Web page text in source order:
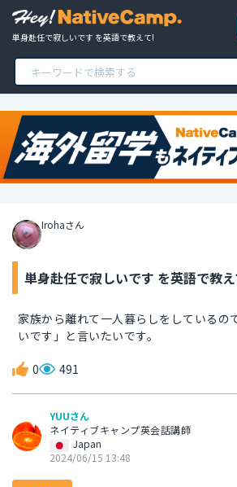
単身赴任で寂しいです を英語で教えて!
Irohaさん
単身赴任で寂しいです を英語で教
家族から離れて一人暮らしをしているの
いです」と言いたいです。
0 491
YUUさん
ネイティブキャンプ英会話講師
Japan
2024/06/15 13:48